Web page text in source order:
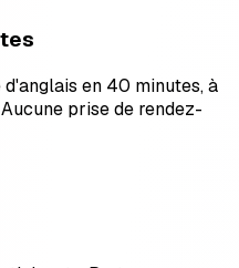
en 40 minutes, à
prise de rendez-